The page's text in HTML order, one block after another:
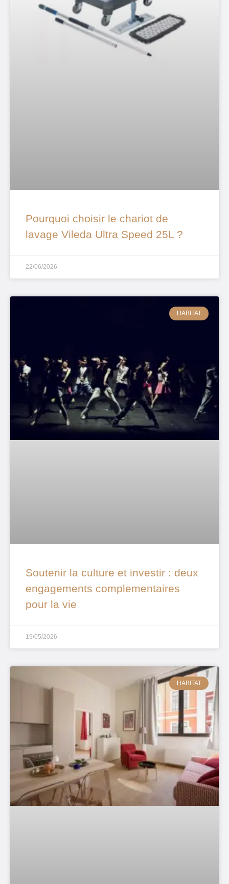
Pourquoi choisir le chariot de
lavage Vileda Ultra Speed 25L ?
22/06/2026
HABITAT
Soutenir la culture et investir : deux
engagements complementaires
pour la vie
19/05/2026
HABITAT